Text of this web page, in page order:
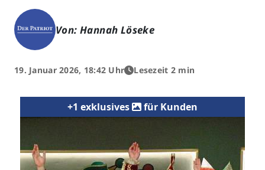
Von: Hannah Löseke
19. Januar 2026, 18:42 Uhr Lesezeit 2 min
+1 exklusives für Kunden